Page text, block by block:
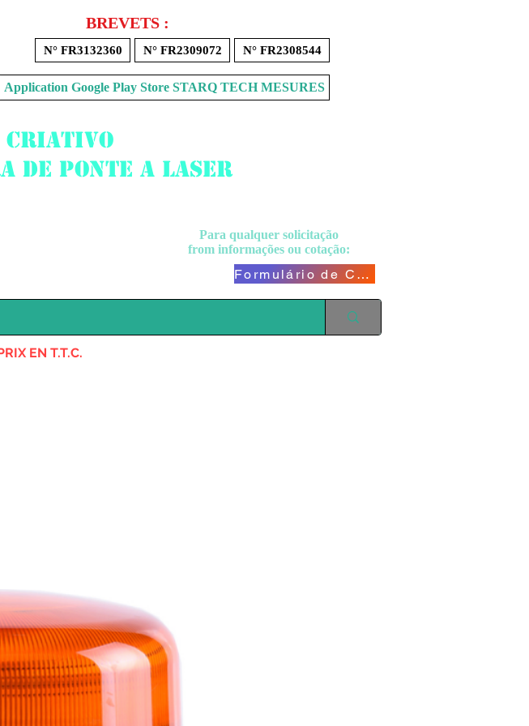
BREVETS :
N° FR3132360 N° FR2309072 N° FR2308544
criativo
de ponte a laser
Application Google Play Store STARQ TECH MESURES
Para qualquer solicitação
from informações ou cotação:
Formulário de Contato
EN T.T.C.